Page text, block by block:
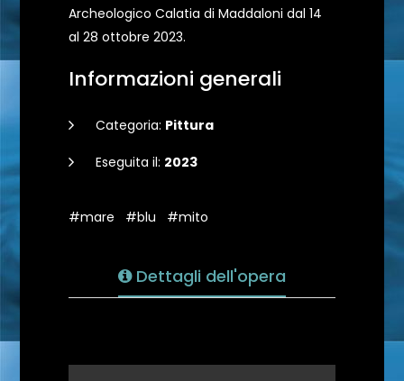
Archeologico Calatia di Maddaloni dal 14
al 28 ottobre 2023.
Informazioni generali
Categoria: Pittura
Eseguita il: 2023
#mare #blu #mito
Dettagli dell'opera